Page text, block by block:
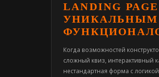
LANDING
УНИКАЛЬНЫМ
Когда возможностей
сложный квиз, интерактивный
нестандартная форма с